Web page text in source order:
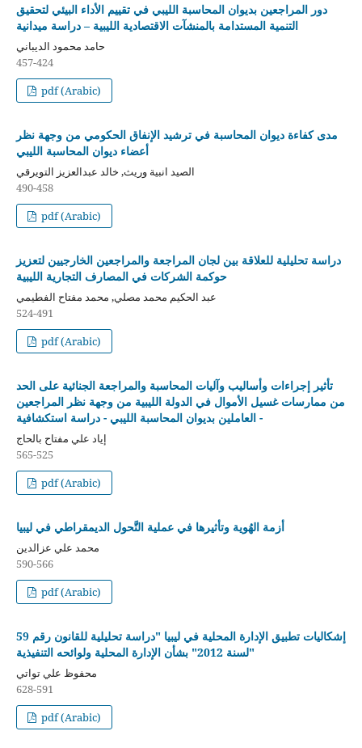
دور المراجعين بديوان المحاسبة الليبي في تقييم الأداء البيئي لتحقيق
التنمية المستدامة بالمنشآت الاقتصادية الليبية – دراسة ميدانية
حامد محمود الديباني
457-424
pdf (Arabic)
مدى كفاءة ديوان المحاسبة في ترشيد الإنفاق الحكومي من وجهة نظر
أعضاء ديوان المحاسبة الليبي
الصيد انبية وريث, خالد عبدالعزيز التويرقي
490-458
pdf (Arabic)
دراسة تحليلية للعلاقة بين لجان المراجعة والمراجعين الخارجيين لتعزيز
حوكمة الشركات في المصارف التجارية الليبية
عبد الحكيم محمد مصلي, محمد مفتاح الفطيمي
524-491
pdf (Arabic)
تأثير إجراءات وأساليب وآليات المحاسبة والمراجعة الجنائية على الحد
من ممارسات غسيل الأموال في الدولة الليبية من وجهة نظر المراجعين
العاملين بديوان المحاسبة الليبي - دراسة استكشافية -
إياد علي مفتاح بالحاج
565-525
pdf (Arabic)
أزمة الهُوية وتأثيرها في عملية التَّحول الديمقراطي في ليبيا
محمد علي عزالدين
590-566
pdf (Arabic)
إشكاليات تطبيق الإدارة المحلية في ليبيا "دراسة تحليلية للقانون رقم 59
لسنة 2012" بشأن الإدارة المحلية ولوائحه التنفيذية"
محفوظ علي تواتي
628-591
pdf (Arabic)